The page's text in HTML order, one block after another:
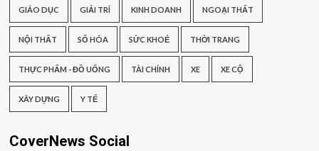
GIÁO DỤC GIẢI TRÍ KINH DOANH NGOẠI THẤT
NỘI THẤT SỐ HÓA SỨC KHOẺ THỜI TRANG
THỰC PHẨM - ĐỒ UỐNG TÀI CHÍNH XE XE CỘ
XÂY DỰNG Y TẾ
CoverNews Social